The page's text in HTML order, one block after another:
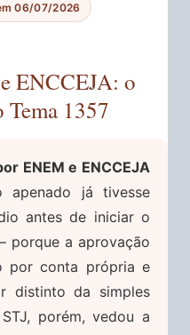
06/07/2026
ENCCEJA: o
1357
ENEM e ENCCEJA
já tivesse
antes de iniciar o
porque a aprovação
por conta própria e
distinto da simples
porém, vedou a